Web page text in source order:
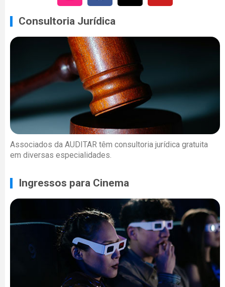
Consultoria Jurídica
Associados da AUDITAR têm consultoria jurídica gratuita
em diversas especialidades.
Ingressos para Cinema